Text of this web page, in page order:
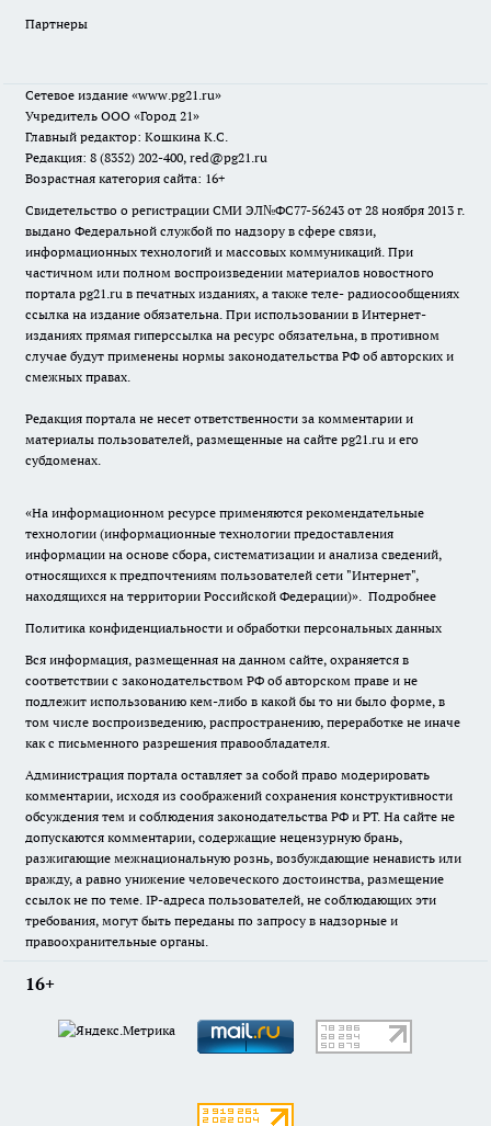
Партнеры
Сетевое издание «www.pg21.ru»
Учредитель ООО «Город 21»
Главный редактор: Кошкина К.С.
Редакция: 8 (8352) 202-400, red@pg21.ru
Возрастная категория сайта: 16+
Свидетельство о регистрации СМИ ЭЛ№ФС77-56243 от 28 ноября 2013 г.
выдано Федеральной службой по надзору в сфере связи,
информационных технологий и массовых коммуникаций. При
частичном или полном воспроизведении материалов новостного
портала pg21.ru в печатных изданиях, а также теле- радиосообщениях
ссылка на издание обязательна. При использовании в Интернет-
изданиях прямая гиперссылка на ресурс обязательна, в противном
случае будут применены нормы законодательства РФ об авторских и
смежных правах.
Редакция портала не несет ответственности за комментарии и
материалы пользователей, размещенные на сайте pg21.ru и его
субдоменах.
«На информационном ресурсе применяются рекомендательные
технологии (информационные технологии предоставления
информации на основе сбора, систематизации и анализа сведений,
относящихся к предпочтениям пользователей сети "Интернет",
находящихся на территории Российской Федерации)». Подробнее
Политика конфиденциальности и обработки персональных данных
Вся информация, размещенная на данном сайте, охраняется в
соответствии с законодательством РФ об авторском праве и не
подлежит использованию кем-либо в какой бы то ни было форме, в
том числе воспроизведению, распространению, переработке не иначе
как с письменного разрешения правообладателя.
Администрация портала оставляет за собой право модерировать
комментарии, исходя из соображений сохранения конструктивности
обсуждения тем и соблюдения законодательства РФ и РТ. На сайте не
допускаются комментарии, содержащие нецензурную брань,
разжигающие межнациональную рознь, возбуждающие ненависть или
вражду, а равно унижение человеческого достоинства, размещение
ссылок не по теме. IP-адреса пользователей, не соблюдающих эти
требования, могут быть переданы по запросу в надзорные и
правоохранительные органы.
16+